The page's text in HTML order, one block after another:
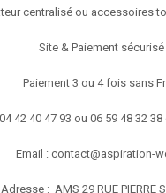
centralisé ou accessoires
Site & Paiement sécurisé
Paiement 3 ou 4 fois sans
42 40 47 93 ou 06 59 48 32 38
Email : contact@aspiration-
Adresse : AMS 29 RUE PIERRE